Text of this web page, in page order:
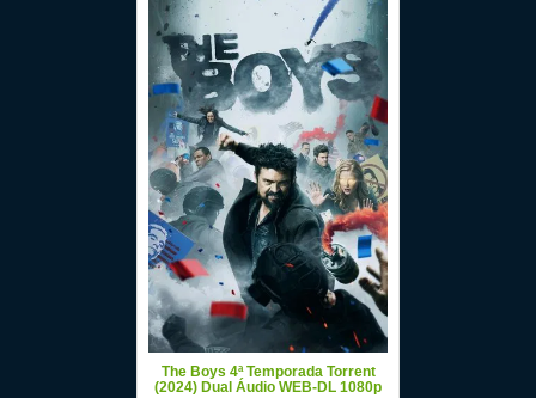
The Boys 4ª Temporada Torrent
(2024) Dual Áudio WEB-DL 1080p